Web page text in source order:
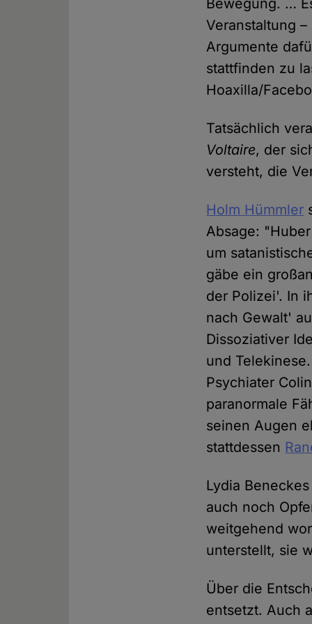
Bewegung. …
Veranstaltung
Argumente
stattfinden zu
Hoaxilla/
Tatsächlich
Voltaire, der
versteht, die
Holm Hümmler
Absage:
um
gäbe ein
der Polizei'. In
nach Gewalt'
Dissoziativer
und
Psychiater
paranormale
seinen Augen
stattdessen
Lydia
auch noch
weitgehend
unterstellt, sie
Über die
entsetzt. Auch